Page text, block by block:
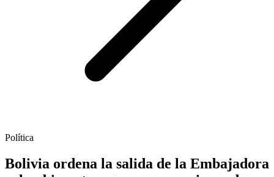
Política
Bolivia ordena la salida de la Embajadora